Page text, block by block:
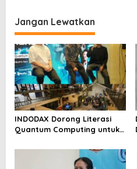
Metro Bekasi Kota
Jangan Lewatkan
INDODAX Dorong Literasi
Quantum Computing untuk
Blockchain